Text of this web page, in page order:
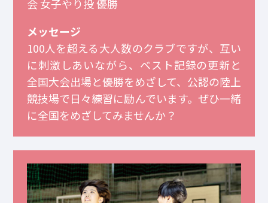
会 女子やり投 優勝
メッセージ
100人を超える大人数のクラブですが、互い
に刺激しあいながら、ベスト記録の更新と
全国大会出場と優勝をめざして、公認の陸上
競技場で日々練習に励んでいます。ぜひ一緒
に全国をめざしてみませんか？